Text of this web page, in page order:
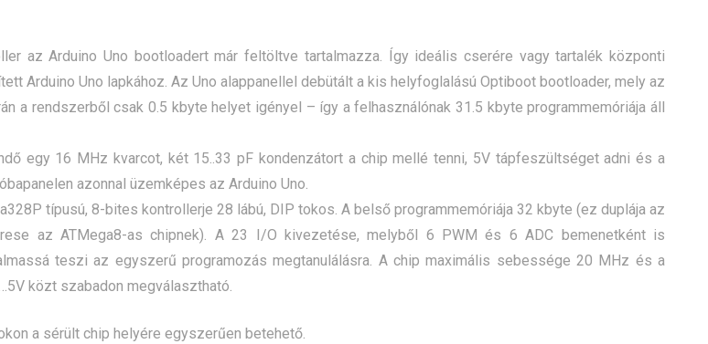
az Arduino Uno bootloadert már feltöltve tartalmazza. Így ideális cserére vagy tartalék központi
Arduino Uno lapkához. Az Uno alappanellel debütált a kis helyfoglalású Optiboot bootloader, mely az
a rendszerből csak 0.5 kbyte helyet igényel – így a felhasználónak 31.5 kbyte programmemóriája áll
egy 16 MHz kvarcot, két 15..33 pF kondenzátort a chip mellé tenni, 5V tápfeszültséget adni és a
azonnal üzemképes az Arduino Uno.
típusú, 8-bites kontrollerje 28 lábú, DIP tokos. A belső programmemóriája 32 kbyte (ez duplája az
az ATMega8-as chipnek). A 23 I/O kivezetése, melyből 6 PWM és 6 ADC bemenetként is
teszi az egyszerű programozás megtanulálásra. A chip maximális sebessége 20 MHz és a
közt szabadon megválasztható.
a sérült chip helyére egyszerűen betehető.